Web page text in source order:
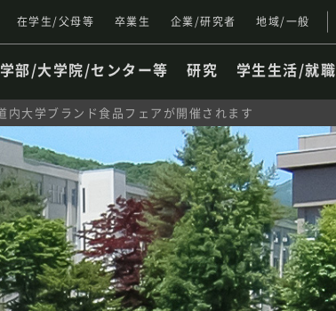
在学生/父母等 卒業生 企業/研究者 地域/一般
学部/大学院/センター等 研究 学生生活/就職
大学ブランド食品フェアが開催されます